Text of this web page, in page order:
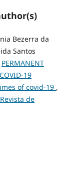
Bezerra da
Santos
PERMANENT
19
of covid-19 ,
de